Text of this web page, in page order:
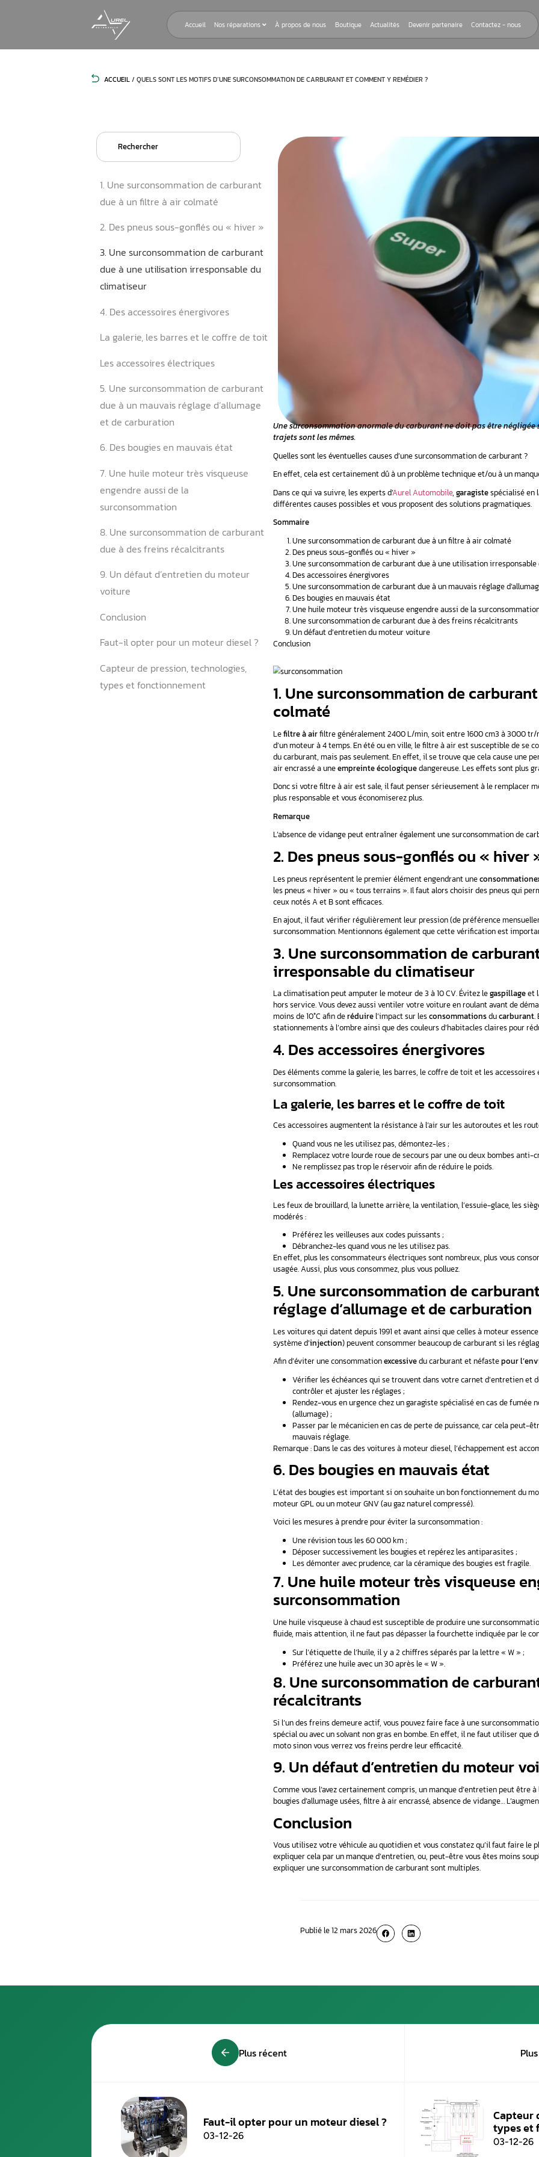
Accueil Nos réparations À propos de nous Boutique Actualités Devenir
1. Une surconsommation de carburant
due à un filtre à air colmaté
2. Des pneus sous-gonflés ou « hiver »
3. Une surconsommation de carburant
due à une utilisation irresponsable du
climatiseur
4. Des accessoires énergivores
La galerie, les barres et le coffre de toit
Les accessoires électriques
5. Une surconsommation de carburant
due à un mauvais réglage d’allumage
et de carburation
6. Des bougies en mauvais état
7. Une huile moteur très visqueuse
engendre aussi de la
8. Une surconsommation de carburant
due à des freins récalcitrants
9. Un défaut d’entretien du moteur
Faut-il opter pour un moteur diesel ?
Capteur de pression, technologies,
trajets sont les mêmes.
Quelles sont les éventuelles causes d’une
En effet, cela est certainement dû à un
Dans ce qui va suivre, les experts d’Aurel
différentes causes possibles et vous
Des pneus sous-gonflés ou « hiver »
Une surconsommation de carburant due
Des bougies en mauvais état
Une huile moteur très visqueuse
Une surconsommation de carburant
Un défaut d’entretien du moteur voiture
Conclusion
1. Une
colmaté
Lefiltre à airfiltre généralement 2400 L/min,
d’un moteur à 4 temps. En été ou en ville, le
du carburant, mais pas seulement. En effet,
air encrassé a uneempreinte écologique
plus responsable et vous économiserez plus.
Remarque
L’absence de vidange peut entraîner
2. Des pneus sous-
Les pneus représentent le premier élément
les pneus « hiver » ou « tous terrains ». Il
ceux notés A et B sont efficaces.
En ajout, il faut vérifier régulièrement leur
surconsommation. Mentionnons également
3. Une
irresponsable du
La climatisation peut amputer le moteur de 3 à
hors service. Vous devez aussi ventiler votre
moins de 10°C afin deréduire
stationnements à l’ombre ainsi que des
4. Des accessoires
Des éléments comme la galerie, les barres,
surconsommation.
La galerie, les barres et
Ces accessoires augmentent la résistance à
Quand vous ne les utilisez pas,
Remplacez votre lourde roue de
Les accessoires électriques
Les feux de brouillard, la lunette arrière, la
modérés :
Préférez les veilleuses aux codes
Débranchez-les quand vous ne les utilisez
En effet, plus les consommateurs
usagée. Aussi, plus vous consommez, plus
5. Une
réglage d’allumage et
Les voitures qui datent depuis 1991 et avant
système d’injection) peuvent consommer
Afin d’éviter une consommation
Vérifier les échéances qui se trouvent
contrôler et ajuster les réglages ;
Rendez-vous en urgence chez un
(allumage) ;
mauvais réglage.
Remarque : Dans le cas des voitures à
6. Des bougies en
L’état des bougies est important si on
Une révision tous les 60 000 km ;
Déposer successivement les bougies et
Une huile visqueuse à chaud est susceptible
fluide, mais attention, il ne faut pas
Sur l’étiquette de l’huile, il y a 2
8. Une
récalcitrants
Si l’un des freins demeure actif, vous